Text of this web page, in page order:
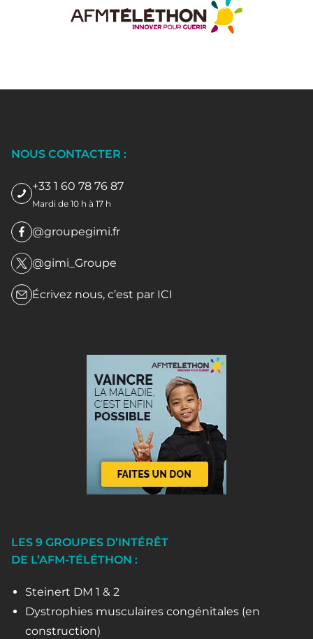
NOUS CONTACTER :
+33 1 60 78 76 87
Mardi de 10 h à 17 h
@groupegimi.fr
@gimi_Groupe
Écrivez nous, c’est par ICI
LES 9 GROUPES D’INTÉRÊT
DE L’AFM-TÉLÉTHON :
Steinert DM 1 & 2
Dystrophies musculaires congénitales (en
construction)